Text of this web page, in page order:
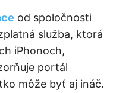
od spoločnosti
služba, ktorá
iPhonoch,
portál
môže byť aj ináč.